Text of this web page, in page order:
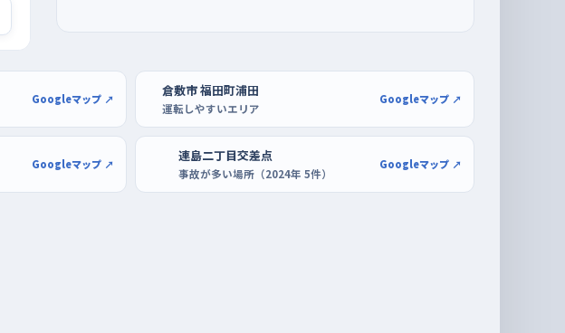
Googleマップ ↗ 倉敷市 福田町浦田
運転しやすいエリア
Googleマップ ↗
Googleマップ ↗ 連島二丁目交差点
事故が多い場所（2024年 5件）
Googleマップ ↗